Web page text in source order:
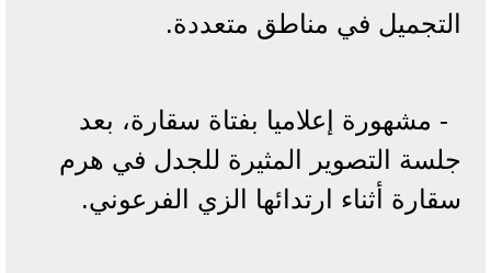
التجميل في مناطق متعددة.
- مشهورة إعلاميا بفتاة سقارة، بعد
جلسة التصوير المثيرة للجدل في هرم
سقارة أثناء ارتدائها الزي الفرعوني.